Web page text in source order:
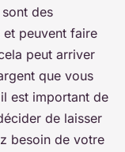
des
peuvent faire
peut arriver
que vous
est important de
de laisser
besoin de votre